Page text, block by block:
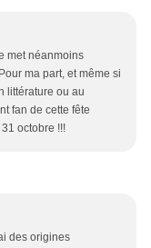
met néanmoins
ma part, et même si
littérature ou au
fan de cette fête
octobre !!!
des origines